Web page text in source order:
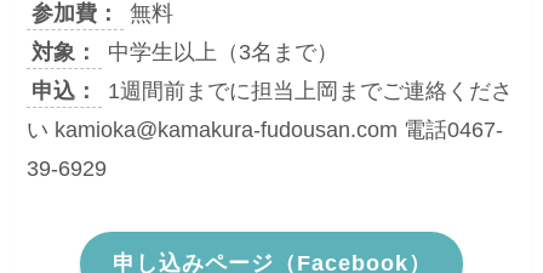
参加費：
無料
対象：
中学生以上（3名まで）
申込：
1週間前までに担当上岡までご連絡くださ
い kamioka@kamakura-fudousan.com 電話0467-
39-6929
申し込みページ（Facebook）